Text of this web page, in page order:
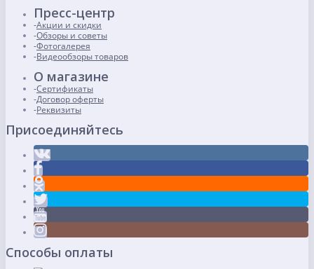
Пресс-центр
Акции и скидки
Обзоры и советы
Фотогалерея
Видеообзоры товаров
О магазине
Сертификаты
Договор оферты
Реквизиты
Присоединяйтесь
Способы оплаты